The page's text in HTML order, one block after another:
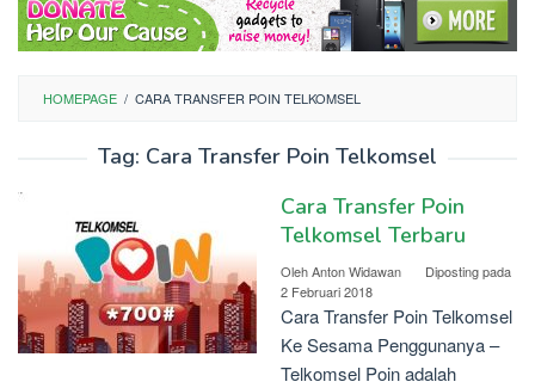
HOMEPAGE / CARA TRANSFER POIN TELKOMSEL
Tag: Cara Transfer Poin Telkomsel
Cara Transfer Poin
Telkomsel Terbaru
OlehAnton Widawan
Diposting pada
2 Februari 2018
Cara Transfer Poin Telkomsel
Ke Sesama Penggunanya –
Telkomsel Poin adalah